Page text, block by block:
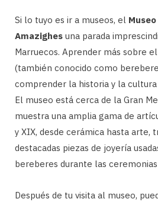
Si lo tuyo es ir a museos, el
Amazighes una parada
Marruecos. Aprender más sobre
(también conocido como
comprender la historia y la
El museo está cerca de la Gran
muestra una amplia gama de
y XIX, desde cerámica hasta arte,
destacadas piezas de joyería
bereberes durante las
Después de tu visita al museo,